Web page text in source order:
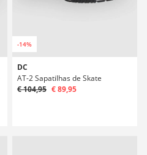
-14%
DC
AT-2 Sapatilhas de Skate
€ 104,95 € 89,95